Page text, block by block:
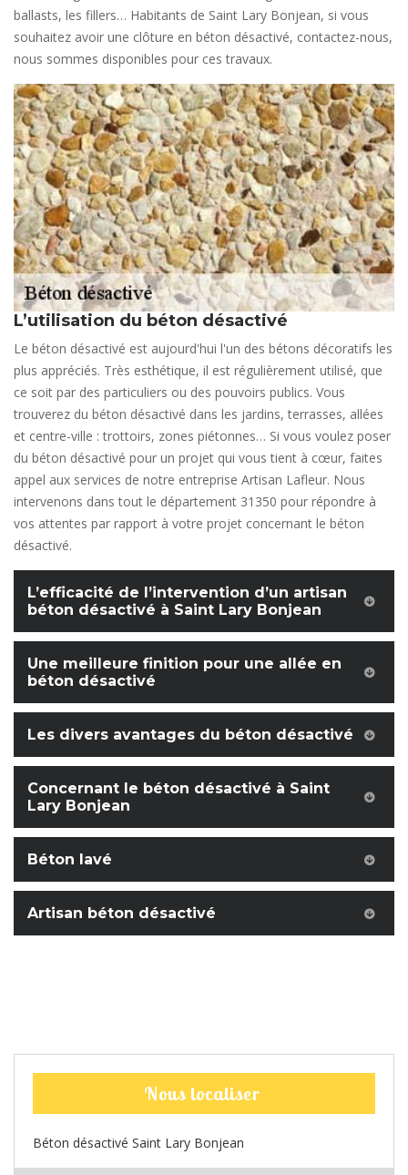
ballasts, les fillers… Habitants de Saint Lary Bonjean, si vous
souhaitez avoir une clôture en béton désactivé, contactez-nous,
nous sommes disponibles pour ces travaux.
L’utilisation du béton désactivé
Le béton désactivé est aujourd'hui l'un des bétons décoratifs les
plus appréciés. Très esthétique, il est régulièrement utilisé, que
ce soit par des particuliers ou des pouvoirs publics. Vous
trouverez du béton désactivé dans les jardins, terrasses, allées
et centre-ville : trottoirs, zones piétonnes… Si vous voulez poser
du béton désactivé pour un projet qui vous tient à cœur, faites
appel aux services de notre entreprise Artisan Lafleur. Nous
intervenons dans tout le département 31350 pour répondre à
vos attentes par rapport à votre projet concernant le béton
désactivé.
L’efficacité de l’intervention d’un artisan
béton désactivé à Saint Lary Bonjean
Une meilleure finition pour une allée en
béton désactivé
Les divers avantages du béton désactivé
Concernant le béton désactivé à Saint
Lary Bonjean
Béton lavé
Artisan béton désactivé
Nous localiser
Béton désactivé Saint Lary Bonjean